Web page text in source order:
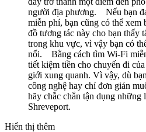
người địa phương. Nếu bạn
miễn phí, bạn cũng có thể xem
đồ tương tác này cho bạn thấy
trong khu vực, vì vậy bạn có
nối. Bằng cách tìm Wi-Fi
tiết kiệm tiền cho chuyến đi
giới xung quanh. Vì vậy, dù
công nghệ hay chỉ đơn giản
hãy chắc chắn tận dụng
Shreveport.
Hiển thị thêm